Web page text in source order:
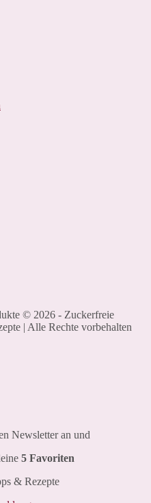
© 2026 - Zuckerfreie
| Alle Rechte vorbehalten
Newsletter an und
5 Favoriten
& Rezepte